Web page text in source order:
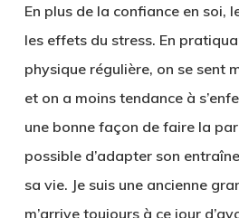
En plus de la confiance en soi,
les effets du stress. En
physique régulière, on se sent
et on a moins tendance à
une bonne façon de faire la
possible d’adapter son
sa vie. Je suis une ancienne
m’arrive toujours à ce jour